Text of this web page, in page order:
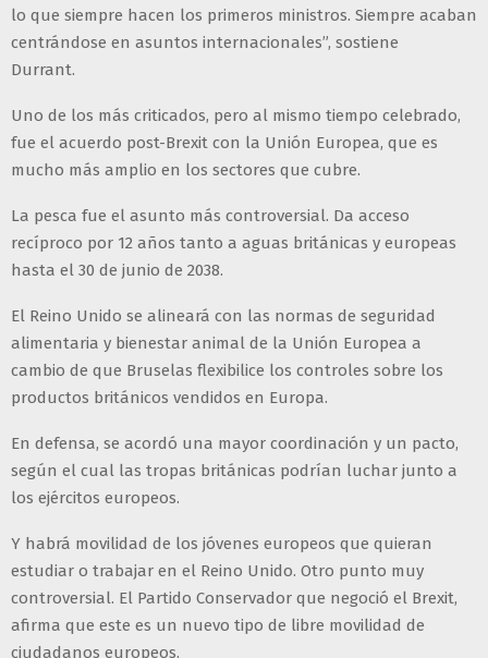
lo que siempre hacen los primeros ministros. Siempre acaban
centrándose en asuntos internacionales”, sostiene
Durrant.
Uno de los más criticados, pero al mismo tiempo celebrado,
fue el acuerdo post-Brexit con la Unión Europea, que es
mucho más amplio en los sectores que cubre.
La pesca fue el asunto más controversial. Da acceso
recíproco por 12 años tanto a aguas británicas y europeas
hasta el 30 de junio de 2038.
El Reino Unido se alineará con las normas de seguridad
alimentaria y bienestar animal de la Unión Europea a
cambio de que Bruselas flexibilice los controles sobre los
productos británicos vendidos en Europa.
En defensa, se acordó una mayor coordinación y un pacto,
según el cual las tropas británicas podrían luchar junto a
los ejércitos europeos.
Y habrá movilidad de los jóvenes europeos que quieran
estudiar o trabajar en el Reino Unido. Otro punto muy
controversial. El Partido Conservador que negoció el Brexit,
afirma que este es un nuevo tipo de libre movilidad de
ciudadanos europeos.